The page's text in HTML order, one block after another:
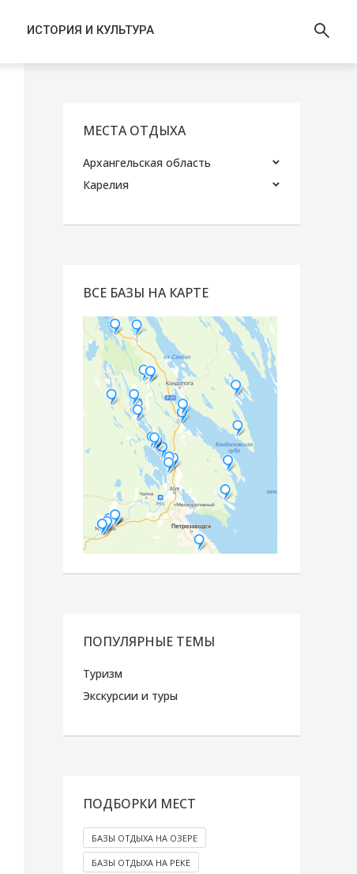
ИСТОРИЯ И КУЛЬТУРА
МЕСТА ОТДЫХА
Архангельская область
Карелия
ВСЕ БАЗЫ НА КАРТЕ
ПОПУЛЯРНЫЕ ТЕМЫ
Туризм
Экскурсии и туры
ПОДБОРКИ МЕСТ
БАЗЫ ОТДЫХА НА ОЗЕРЕ
БАЗЫ ОТДЫХА НА РЕКЕ